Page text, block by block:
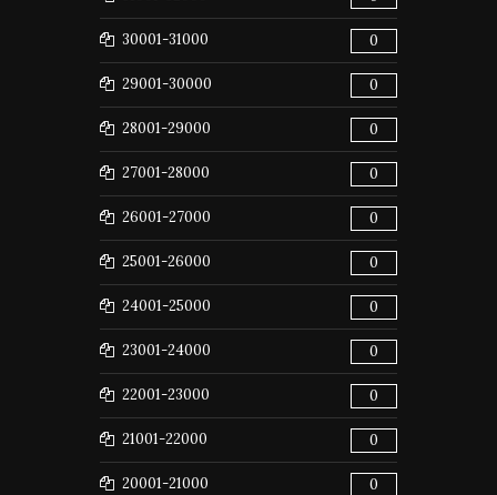
30001-31000 0
29001-30000 0
28001-29000 0
27001-28000 0
26001-27000 0
25001-26000 0
24001-25000 0
23001-24000 0
22001-23000 0
21001-22000 0
20001-21000 0